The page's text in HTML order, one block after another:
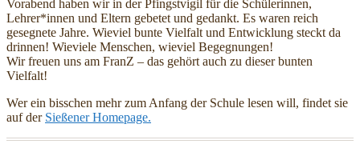
Vorabend haben wir in der Pfingstvigil für die Schülerinnen,
Lehrer*innen und Eltern gebetet und gedankt. Es waren reich
gesegnete Jahre. Wieviel bunte Vielfalt und Entwicklung steckt da
drinnen! Wieviele Menschen, wieviel Begegnungen!
Wir freuen uns am FranZ – das gehört auch zu dieser bunten
Vielfalt!
Wer ein bisschen mehr zum Anfang der Schule lesen will, findet sie
auf der Sießener Homepage.